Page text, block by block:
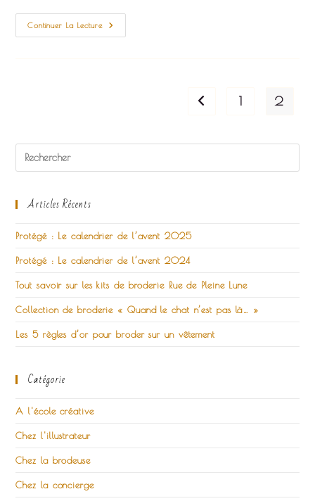
Continuer La LectureTout
Ce
Go to the previous
1 2
Articles Récents
Protégé : Le calendrier de l’avent 2025
Protégé : Le calendrier de l’avent 2024
Tout savoir sur les kits de broderie Rue de Pleine Lune
Collection de broderie « Quand le chat n’est pas là… »
Les 5 règles d’or pour broder sur un vêtement
Catégorie
A l'école créative
Chez l'illustrateur
Chez la brodeuse
Chez la concierge